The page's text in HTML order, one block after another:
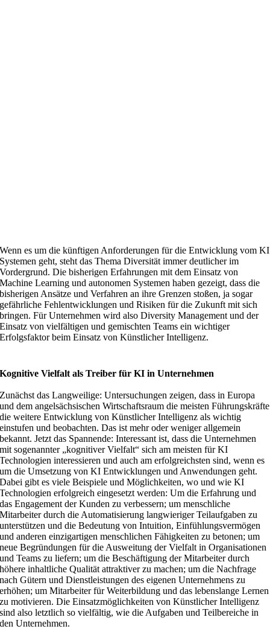
Wenn es um die künftigen Anforderungen für die Entwicklung vom KI
Systemen geht, steht das Thema Diversität immer deutlicher im
Vordergrund. Die bisherigen Erfahrungen mit dem Einsatz von
Machine Learning und autonomen Systemen haben gezeigt, dass die
bisherigen Ansätze und Verfahren an ihre Grenzen stoßen, ja sogar
gefährliche Fehlentwicklungen und Risiken für die Zukunft mit sich
bringen. Für Unternehmen wird also Diversity Management und der
Einsatz von vielfältigen und gemischten Teams ein wichtiger
Erfolgsfaktor beim Einsatz von Künstlicher Intelligenz.
Kognitive Vielfalt als Treiber für KI in Unternehmen
Zunächst das Langweilige: Untersuchungen zeigen, dass in Europa
und dem angelsächsischen Wirtschaftsraum die meisten Führungskräfte
die weitere Entwicklung von Künstlicher Intelligenz als wichtig
einstufen und beobachten. Das ist mehr oder weniger allgemein
bekannt. Jetzt das Spannende: Interessant ist, dass die Unternehmen
mit sogenannter „kognitiver Vielfalt“ sich am meisten für KI
Technologien interessieren und auch am erfolgreichsten sind, wenn es
um die Umsetzung von KI Entwicklungen und Anwendungen geht.
Dabei gibt es viele Beispiele und Möglichkeiten, wo und wie KI
Technologien erfolgreich eingesetzt werden: Um die Erfahrung und
das Engagement der Kunden zu verbessern; um menschliche
Mitarbeiter durch die Automatisierung langwieriger Teilaufgaben zu
unterstützen und die Bedeutung von Intuition, Einfühlungsvermögen
und anderen einzigartigen menschlichen Fähigkeiten zu betonen; um
neue Begründungen für die Ausweitung der Vielfalt in Organisationen
und Teams zu liefern; um die Beschäftigung der Mitarbeiter durch
höhere inhaltliche Qualität attraktiver zu machen; um die Nachfrage
nach Gütern und Dienstleistungen des eigenen Unternehmens zu
erhöhen; um Mitarbeiter für Weiterbildung und das lebenslange Lernen
zu motivieren. Die Einsatzmöglichkeiten von Künstlicher Intelligenz
sind also letztlich so vielfältig, wie die Aufgaben und Teilbereiche in
den Unternehmen.